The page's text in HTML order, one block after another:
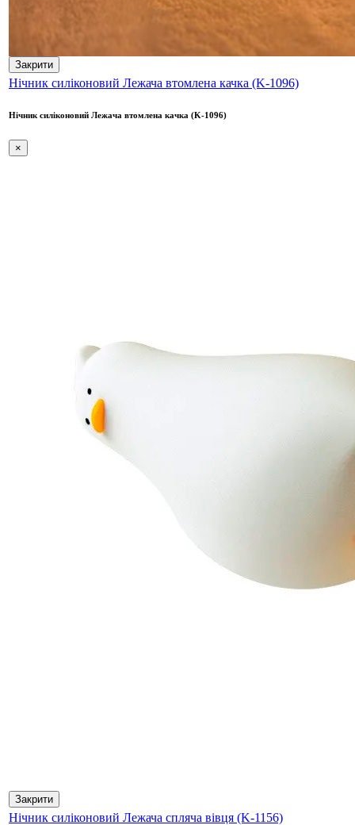
Закрити
Нічник силіконовий Лежача втомлена качка (K-1096)
Нічник силіконовий Лежача втомлена качка (K-1096)
×
Закрити
Нічник силіконовий Лежача спляча вівця (K-1156)